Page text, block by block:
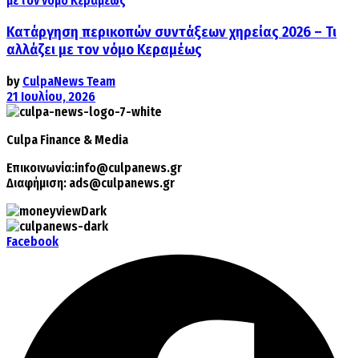
Κατάργηση περικοπών συντάξεων χηρείας 2026 – Τι
αλλάζει με τον νόμο Κεραμέως
by CulpaNews Team
21 Ιουλίου, 2026
Culpa Finance & Media
Επικοινωνία:info@culpanews.gr
Διαφήμιση: ads@culpanews.gr
Facebook